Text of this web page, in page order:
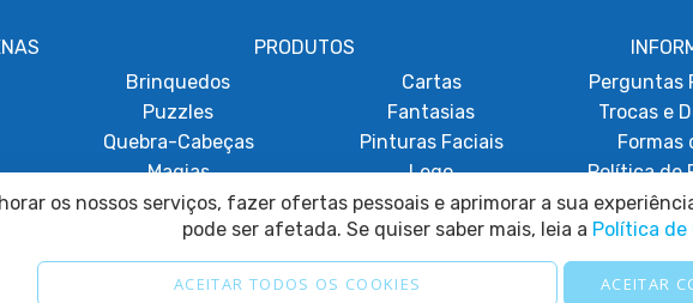
PRODUTOS
Brinquedos
Puzzles
Quebra-Cabeças
Magias
Papagaios Acrobáticos
Cartas
Fantasias
Pinturas Faciais
Lego
Promoções
Perguntas
Trocas e
Formas
Política de
Termos e
Política
os nossos serviços, fazer ofertas pessoais e aprimorar a sua
pode ser afetada. Se quiser saber mais, leia a Política de
ACEITAR TODOS OS COOKIES ACEITAR